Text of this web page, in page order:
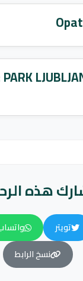
هذه
تويتر
نسخ الرابط